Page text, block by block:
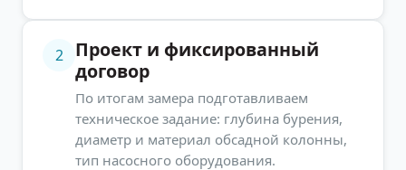
2
Проект и фиксированный
договор
По итогам замера подготавливаем
техническое задание: глубина бурения,
диаметр и материал обсадной колонны,
тип насосного оборудования.